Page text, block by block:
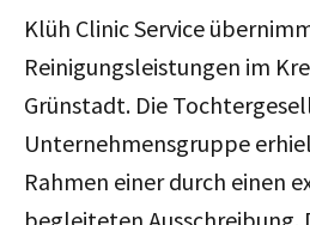
Klüh Clinic Service
Reinigungsleistungen im
Grünstadt. Die
Unternehmensgruppe
Rahmen einer durch einen